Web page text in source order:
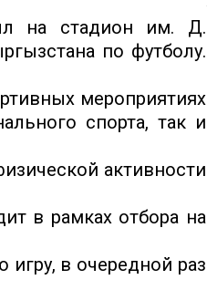
на стадион им. Д.
по футболу.
мероприятиях
спорта, так и
активности
в рамках отбора на
в очередной раз